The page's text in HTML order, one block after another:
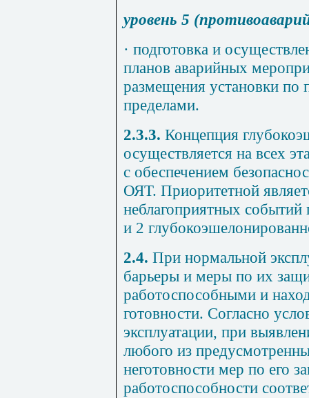
уровень 5
· подготовка и
планов аварийных
размещения установки по
пределами.
2.3.3. Концепция
осуществляется на всех
с обеспечением
ОЯТ. Приоритетной
неблагоприятных событий
и 2
2.4. При нормальной
барьеры и меры по их
работоспособными и
готовности. Согласно
эксплуатации, при
любого из
неготовности мер по его
работоспособности